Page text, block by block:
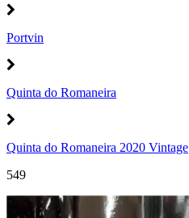
Portvin
Quinta do Romaneira
Quinta do Romaneira 2020 Vintage
549